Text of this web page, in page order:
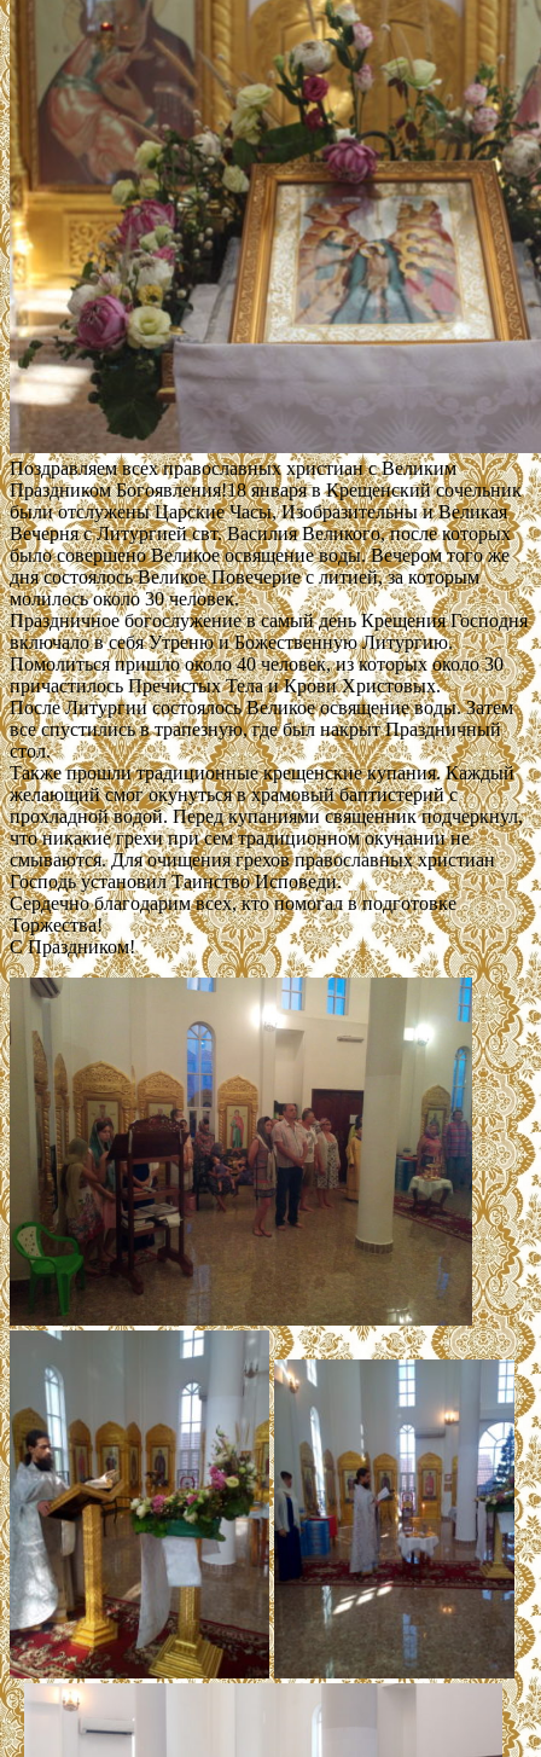
Поздравляем всех православных христиан с Великим
Праздником Богоявления!18 января в Крещенский сочельник
были отслужены Царские Часы, Изобразительны и Великая
Вечерня с Литургией свт. Василия Великого, после которых
было совершено Великое освящение воды. Вечером того же
дня состоялось Великое Повечерие с литией, за которым
молилось около 30 человек.
Праздничное богослужение в самый день Крещения Господня
включало в себя Утреню и Божественную Литургию.
Помолиться пришло около 40 человек, из которых около 30
причастилось Пречистых Тела и Крови Христовых.
После Литургии состоялось Великое освящение воды. Затем
все спустились в трапезную, где был накрыт Праздничный
стол.
Также прошли традиционные крещенские купания. Каждый
желающий смог окунуться в храмовый баптистерий с
прохладной водой. Перед купаниями священник подчеркнул,
что никакие грехи при сем традиционном окунании не
смываются. Для очищения грехов православных христиан
Господь установил Таинство Исповеди.
Сердечно благодарим всех, кто помогал в подготовке
Торжества!
С Праздником!